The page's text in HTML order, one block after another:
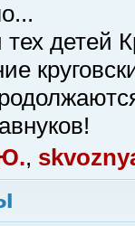
детей
,